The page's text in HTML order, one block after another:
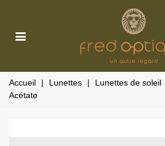
Accueil | Lunettes | Lunettes de soleil
Acétate